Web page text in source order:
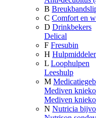
B
C Comfort en
D Drinkbekers
Delical
F Fresubin
H
L Loophulpen
Leeshulp
M
Mediven
Mediven
N Nutricia